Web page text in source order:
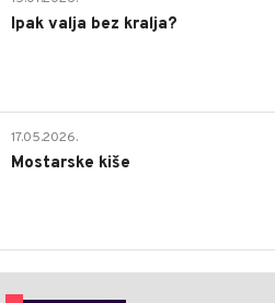
Ipak valja bez kralja?
17.05.2026.
Mostarske kiše